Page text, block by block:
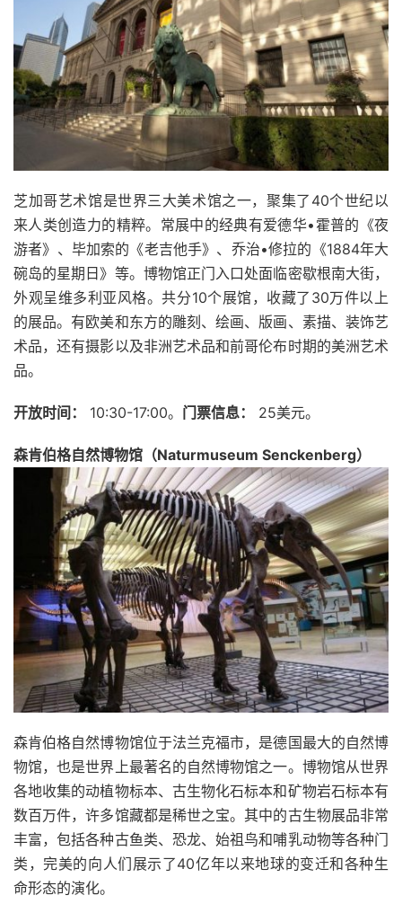
芝加哥艺术馆是世界三大美术馆之一，聚集了40个世纪以
来人类创造力的精粹。常展中的经典有爱德华•霍普的《夜
游者》、毕加索的《老吉他手》、乔治•修拉的《1884年大
碗岛的星期日》等。博物馆正门入口处面临密歇根南大街，
外观呈维多利亚风格。共分10个展馆，收藏了30万件以上
的展品。有欧美和东方的雕刻、绘画、版画、素描、装饰艺
术品，还有摄影以及非洲艺术品和前哥伦布时期的美洲艺术
品。
开放时间： 10:30-17:00。 门票信息： 25美元。
森肯伯格自然博物馆（Naturmuseum Senckenberg）
森肯伯格自然博物馆位于法兰克福市，是德国最大的自然博
物馆，也是世界上最著名的自然博物馆之一。博物馆从世界
各地收集的动植物标本、古生物化石标本和矿物岩石标本有
数百万件，许多馆藏都是稀世之宝。其中的古生物展品非常
丰富，包括各种古鱼类、恐龙、始祖鸟和哺乳动物等各种门
类，完美的向人们展示了40亿年以来地球的变迁和各种生
命形态的演化。